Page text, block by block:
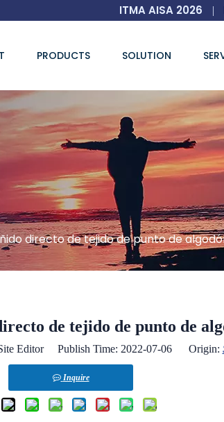
ITMA AISA 2026 |
PRODUCTS SOLUTION
directo de tejido de punto de
de tejido de punto de
Editor Publish Time: 2022-07-06 Origin:
Inquire